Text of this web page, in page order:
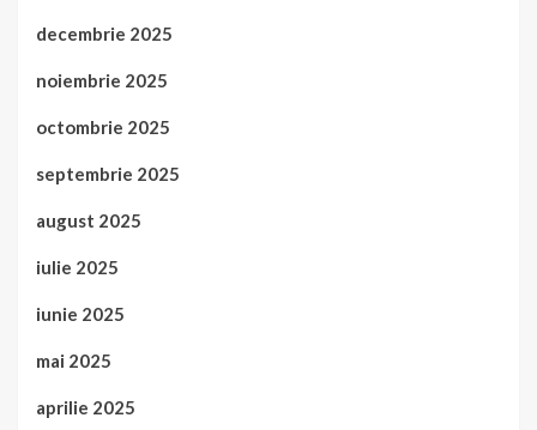
decembrie 2025
noiembrie 2025
octombrie 2025
septembrie 2025
august 2025
iulie 2025
iunie 2025
mai 2025
aprilie 2025